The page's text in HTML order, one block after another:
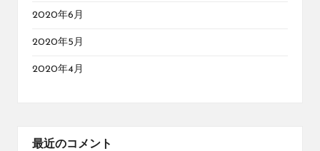
2020年6月
2020年5月
2020年4月
最近のコメント